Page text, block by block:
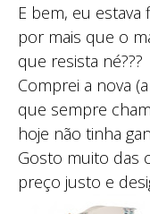
E bem, eu
por mais que o
que resista né???
Comprei a nova
que sempre
hoje não tinha
Gosto muito das
preço justo e